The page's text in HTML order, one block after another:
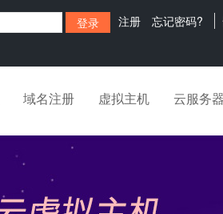
注册 忘记密码?
域名注册 虚拟主机 云服务器